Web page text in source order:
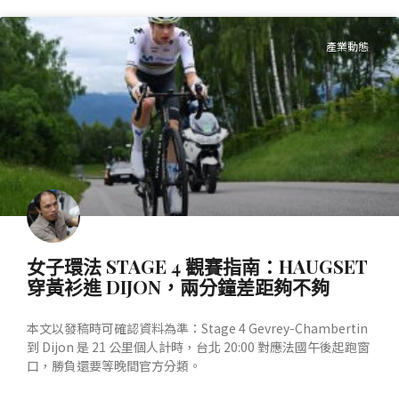
產業動態
女子環法 STAGE 4 觀賽指南：HAUGSET
穿黃衫進 DIJON，兩分鐘差距夠不夠
本文以發稿時可確認資料為準：Stage 4 Gevrey-Chambertin
到 Dijon 是 21 公里個人計時，台北 20:00 對應法國午後起跑窗
口，勝負還要等晚間官方分類。